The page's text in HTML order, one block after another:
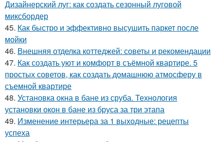
Дизайнерский луг: как создать сезонный луговой
миксбордер
45. Как быстро и эффективно высушить паркет после
мойки
46. Внешняя отделка коттеджей: советы и рекомендации
47. Как создать уют и комфорт в съёмной квартире. 5
простых советов, как создать домашнюю атмосферу в
съемной квартире
48. Установка окна в бане из сруба. Технология
установки окон в бане из бруса за три этапа
49. Изменение интерьера за 1 выходные: рецепты
успеха